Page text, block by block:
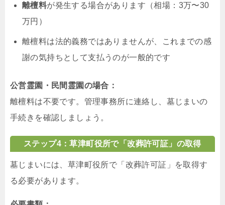
離檀料が発生する場合があります（相場：3万〜30
万円）
離檀料は法的義務ではありませんが、これまでの感
謝の気持ちとして支払うのが一般的です
公営霊園・民間霊園の場合：
離檀料は不要です。管理事務所に連絡し、墓じまいの
手続きを確認しましょう。
ステップ4：草津町役所で「改葬許可証」の取得
墓じまいには、草津町役所で「改葬許可証」を取得す
る必要があります。